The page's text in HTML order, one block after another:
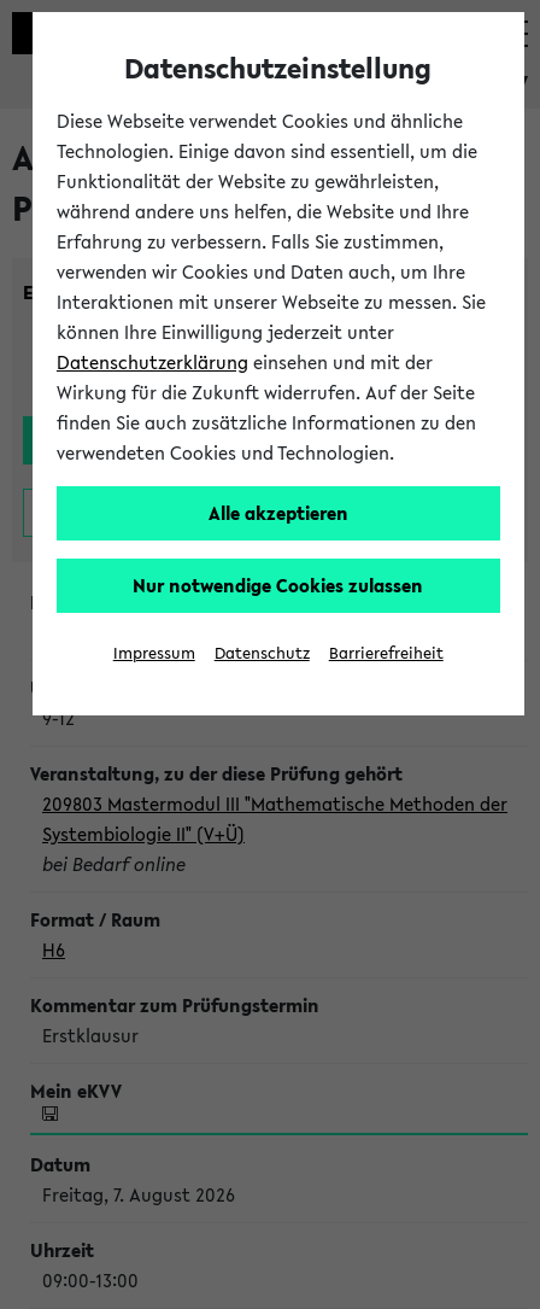
eKVV
Alle noch stattfindenden
Prüfungen
Einrichtung:
9-12
209803 Mastermodul III "Mathematische Methoden der
Systembiologie II" (V+Ü)
bei Bedarf online
H6
Erstklausur
Freitag, 7. August 2026
09:00-13:00
Datenschutzeinstellung
Diese Webseite verwendet Cookies und ähnliche
Technologien. Einige davon sind essentiell, um die
Funktionalität der Website zu gewährleisten,
während andere uns helfen, die Website und Ihre
Erfahrung zu verbessern. Falls Sie zustimmen,
verwenden wir Cookies und Daten auch, um Ihre
Interaktionen mit unserer Webseite zu messen. Sie
können Ihre Einwilligung jederzeit unter
Datenschutzerklärung einsehen und mit der
Wirkung für die Zukunft widerrufen. Auf der Seite
finden Sie auch zusätzliche Informationen zu den
verwendeten Cookies und Technologien.
Alle akzeptieren
Nur notwendige Cookies zulassen
Impressum Datenschutz Barrierefreiheit